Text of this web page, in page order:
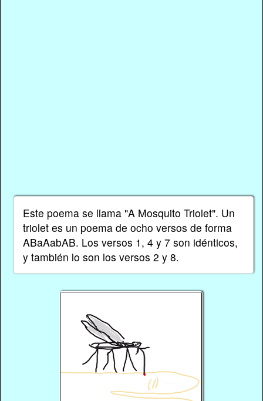
Este poema se llama "A Mosquito Triolet". Un
triolet es un poema de ocho versos de forma
ABaAabAB. Los versos 1, 4 y 7 son idénticos,
y también lo son los versos 2 y 8.